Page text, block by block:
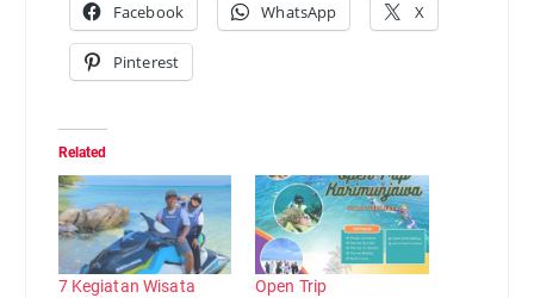
Facebook WhatsApp X
Pinterest
Related
7 Kegiatan Wisata
Open Trip